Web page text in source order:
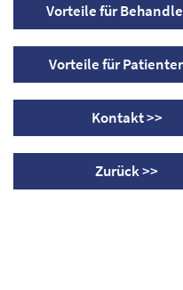
Vorteile für
Vorteile für
Kontakt >>
Zurück >>